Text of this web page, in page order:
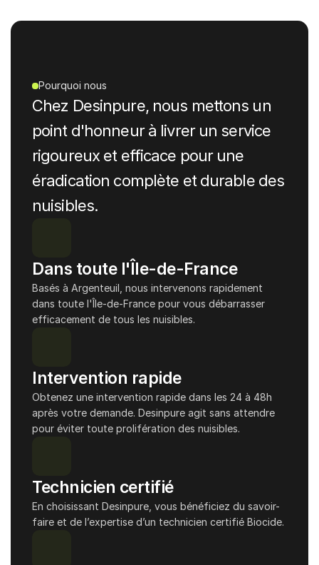
Pourquoi nous
Chez Desinpure, nous mettons un
point d'honneur à livrer un service
rigoureux et efficace pour une
éradication complète et durable des
nuisibles.
Dans toute l'Île-de-France
Basés à Argenteuil, nous intervenons rapidement
dans toute l'Île-de-France pour vous débarrasser
efficacement de tous les nuisibles.
Intervention rapide
Obtenez une intervention rapide dans les 24 à 48h
après votre demande. Desinpure agit sans attendre
pour éviter toute prolifération des nuisibles.
Technicien certifié
En choisissant Desinpure, vous bénéficiez du savoir-
faire et de l’expertise d’un technicien certifié Biocide.